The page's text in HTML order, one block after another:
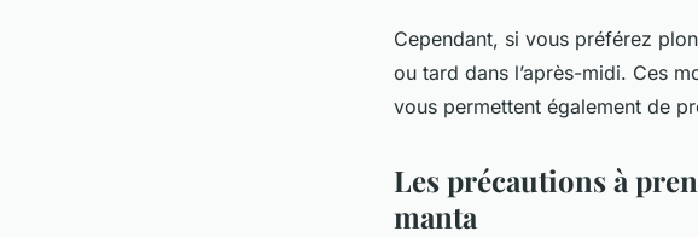
Cependant, si vous préférez
ou tard dans l’après-midi. Ces
vous permettent également de
Les précautions à
manta